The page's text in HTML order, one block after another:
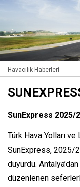
Havacılık Haberleri
SunExpress 2025/
Türk Hava Yolları ve
SunExpress, 2025/
duyurdu.
düzenlenen